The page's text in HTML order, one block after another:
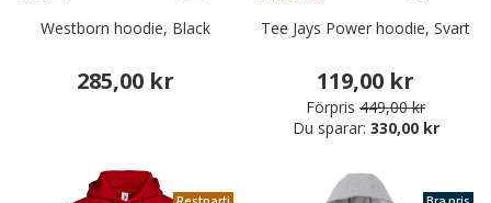
Westborn hoodie, Black
285,00 kr
Tee Jays Power hoodie, Svart
119,00 kr
Förpris 449,00 kr
Du sparar: 330,00 kr